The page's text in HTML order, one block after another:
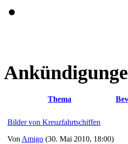
Thema
Bilder von Kreuzfahrtschiffen
Von Amigo (30. Mai 2010, 18:00)